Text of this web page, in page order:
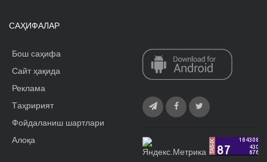
САҲИФАЛАР
Бош саҳифа
Сайт ҳақида
Реклама
Tаҳририят
Фойдаланиш шартлари
Алоқа